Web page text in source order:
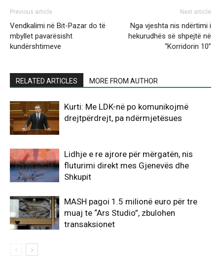
Previous article
Vendkalimi në Bit-Pazar do të
mbyllet pavarësisht
kundërshtimeve
Next article
Nga vjeshta nis ndërtimi i
hekurudhës së shpejtë në
“Korridorin 10”
RELATED ARTICLES MORE FROM AUTHOR
Kurti: Me LDK-në po komunikojmë
drejtpërdrejt, pa ndërmjetësues
Lidhje e re ajrore për mërgatën, nis
fluturimi direkt mes Gjenevës dhe
Shkupit
MASH pagoi 1.5 milionë euro për tre
muaj te “Ars Studio”, zbulohen
transaksionet